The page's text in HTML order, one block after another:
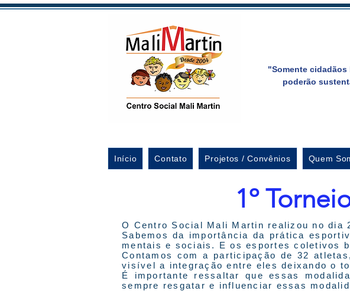
"Somente
poderão
Início Contato Projetos / Convênios Quem
1º
O Centro Social Mali Martin realizou no dia
Sabemos da importância da prática
mentais e sociais. E os esportes coletivos
Contamos com a participação de 32
visível a integração entre eles deixando o
É importante ressaltar que essas
sempre resgatar e influenciar essas